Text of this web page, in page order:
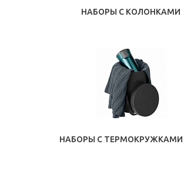
НАБОРЫ С КОЛОНКАМИ
НАБОРЫ С ТЕРМОКРУЖКАМИ